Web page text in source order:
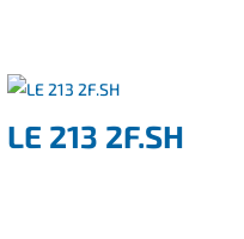
LE 213 2F.SH